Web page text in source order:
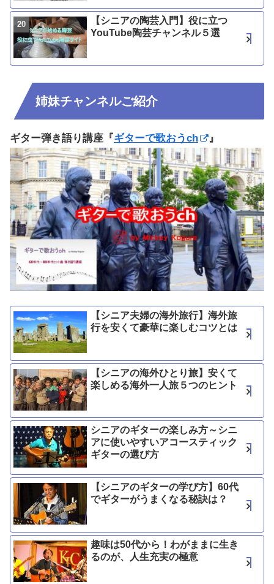
【シニアの陶芸入門】役に立つ
YouTube陶芸チャンネル５選
姉妹チャンネルご紹介
ギター弾き語り講座『ギターで歌おうch 』
【シニア夫婦の海外旅行】海外旅
行を安くて豪華に楽しむコツとは
【シニアの海外ひとり旅】安くて
楽しめる海外一人旅５つのヒント
シニアのギターの楽しみ方～シニ
アに使いやすいアコースティック
ギターの選び方
【シニアのギターの学び方】60代
でギターがうまくなる秘訣は？
趣味は50代から！わがままに生き
るのが、人生充実の極意